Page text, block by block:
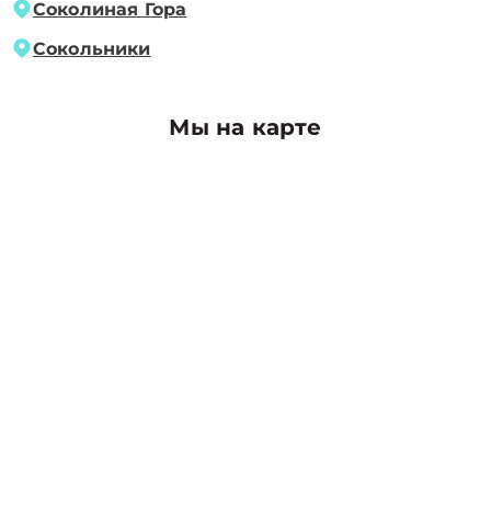
Соколиная Гора
Сокольники
Мы на карте